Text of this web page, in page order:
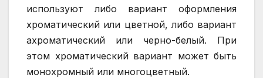
используют либо вариант оформления
хроматический или цветной, либо вариант
ахроматический или черно-белый. При
этом хроматический вариант может быть
монохромный или многоцветный.